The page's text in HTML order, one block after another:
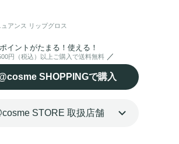
スチェンジが叶います。
ュアンス リップグロス
ポイントがたまる！使える！
円（税込）以上ご購入で送料無料
SHOPPINGで購入
STORE 取扱店舗